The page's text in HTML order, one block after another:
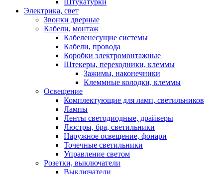
Штукатурки
Электрика, свет
Звонки дверные
Кабели, монтаж
Кабеленесущие системы
Кабели, провода
Коробки электромонтажные
Штекеры, переходники, клеммы
Зажимы, наконечники
Клеммные колодки, клеммы
Освещение
Комплектующие для ламп, светильников
Лампы
Ленты светодиодные, драйверы
Люстры, бра, светильники
Наружное освещение, фонари
Точечные светильники
Управление светом
Розетки, выключатели
Выключатели